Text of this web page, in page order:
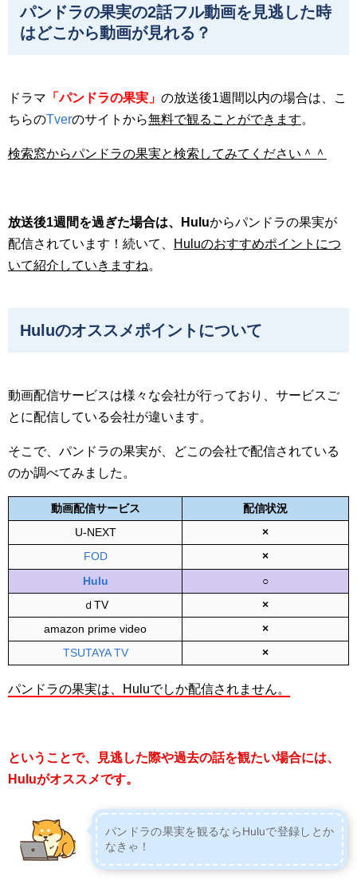
パンドラの果実の2話フル動画を見逃した時
はどこから動画が見れる？
ドラマ 「パンドラの果実」 の放送後1週間以内の場合は、こ
ちらのTverのサイトから無料で観ることができます。
検索窓からパンドラの果実と検索してみてください＾＾
放送後1週間を過ぎた場合は、Huluからパンドラの果実が
配信されています！続いて、
Huluのおすすめポイントにつ
いて紹介していきますね。
Huluのオススメポイントについて
動画配信サービスは様々な会社が行っており、サービスご
とに配信している会社が違います。
そこで、パンドラの果実が、どこの会社で配信されている
のか調べてみました。
動画配信サービス
配信状況
U-NEXT
×
FOD
×
Hulu
○
ｄTV
×
amazon prime video
×
TSUTAYA TV
×
パンドラの果実は、Huluでしか配信されません。
ということで、見逃した際や過去の話を観たい場合には、
Huluがオススメです。
パンドラの果実を観るならHuluで登録しとか
なきゃ！